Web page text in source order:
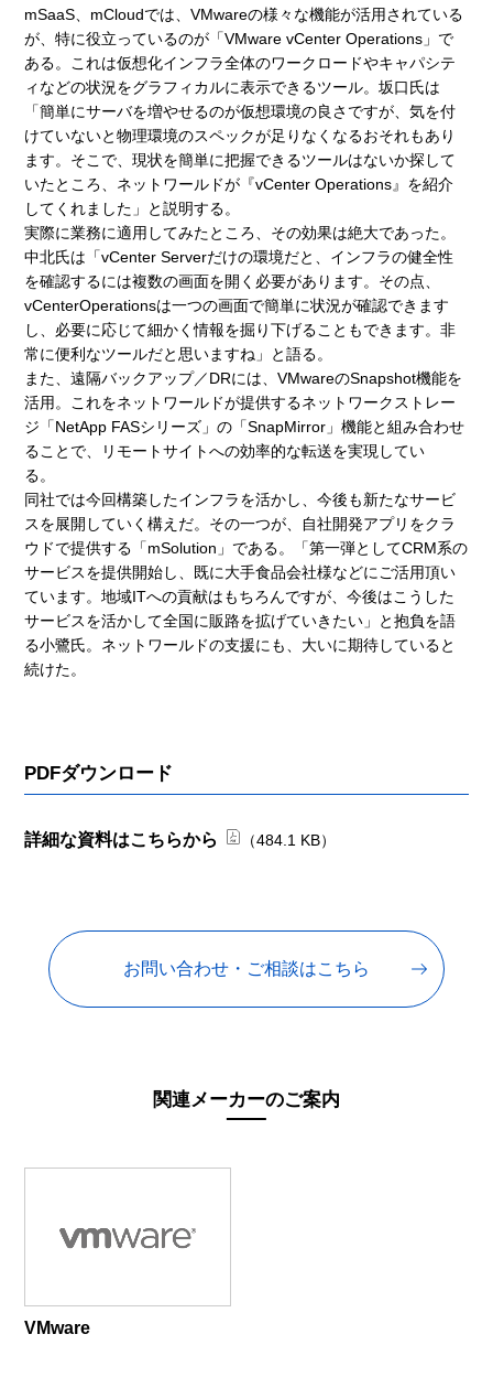
mSaaS、mCloudでは、VMwareの様々な機能が活用されている
が、特に役立っているのが「VMware vCenter Operations」で
ある。これは仮想化インフラ全体のワークロードやキャパシテ
ィなどの状況をグラフィカルに表示できるツール。坂口氏は
「簡単にサーバを増やせるのが仮想環境の良さですが、気を付
けていないと物理環境のスペックが足りなくなるおそれもあり
ます。そこで、現状を簡単に把握できるツールはないか探して
いたところ、ネットワールドが『vCenter Operations』を紹介
してくれました」と説明する。
実際に業務に適用してみたところ、その効果は絶大であった。
中北氏は「vCenter Serverだけの環境だと、インフラの健全性
を確認するには複数の画面を開く必要があります。その点、
vCenterOperationsは一つの画面で簡単に状況が確認できます
し、必要に応じて細かく情報を掘り下げることもできます。非
常に便利なツールだと思いますね」と語る。
また、遠隔バックアップ／DRには、VMwareのSnapshot機能を
活用。これをネットワールドが提供するネットワークストレー
ジ「NetApp FASシリーズ」の「SnapMirror」機能と組み合わせ
ることで、リモートサイトへの効率的な転送を実現してい
る。
同社では今回構築したインフラを活かし、今後も新たなサービ
スを展開していく構えだ。その一つが、自社開発アプリをクラ
ウドで提供する「mSolution」である。「第一弾としてCRM系の
サービスを提供開始し、既に大手食品会社様などにご活用頂い
ています。地域ITへの貢献はもちろんですが、今後はこうした
サービスを活かして全国に販路を拡げていきたい」と抱負を語
る小鷺氏。ネットワールドの支援にも、大いに期待していると
続けた。
PDFダウンロード
詳細な資料はこちらから （484.1 KB）
お問い合わせ・ご相談はこちら
関連メーカーのご案内
VMware